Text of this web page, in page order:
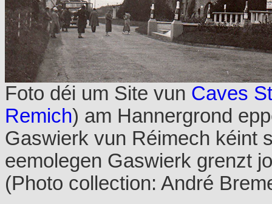
Foto déi um Site vun Caves
Remich) am Hannergrond
Gaswierk vun Réimech kéint
eemolegen Gaswierk grenzt
(Photo collection: André